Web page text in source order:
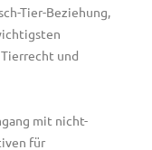
Tier-Beziehung,
und
mit nicht-
für